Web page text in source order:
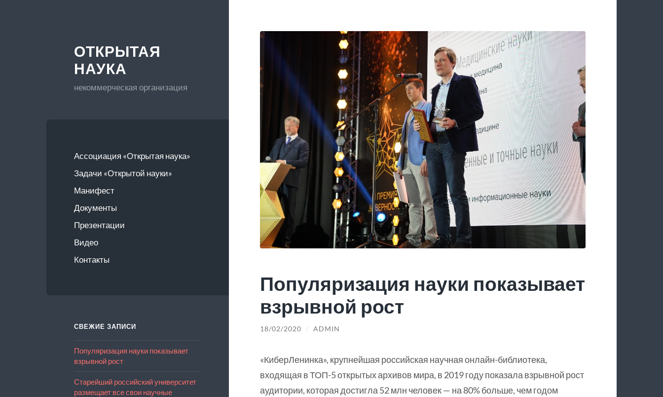
ОТКРЫТАЯ
НАУКА
некоммерческая организация
Ассоциация «Открытая наука»
Задачи «Открытой науки»
Манифест
Документы
Презентации
Видео
Контакты
СВЕЖИЕ ЗАПИСИ
Популяризация науки показывает
взрывной рост
Старейший российский университет
размещает все свои научные
Популяризация науки показывает
взрывной рост
18/02/2020 / ADMIN
«КиберЛенинка», крупнейшая российская научная онлайн-библиотека,
входящая в ТОП-5 открытых архивов мира, в 2019 году показала взрывной рост
аудитории, которая достигла 52 млн человек — на 80% больше, чем годом